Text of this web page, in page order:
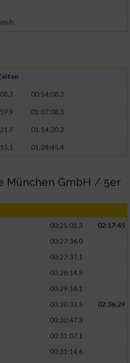
h
00:54:08.3
01:07:08.3
01:14:30.2
01:28:45.4
München GmbH / 5er
00:25:01.3
02:17:45
00:27:36.0
00:27:37.1
00:28:14.5
00:29:16.1
00:30:33.5
02:36:29
00:30:47.3
00:31:07.1
00:31:14.6